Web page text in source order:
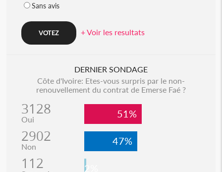
Sans avis
+ Voir les resultats
DERNIER SONDAGE
Côte d'Ivoire: Etes-vous surpris par le non-
renouvellement du contrat de Emerse Faé ?
3128
Oui 51%
2902
Non 47%
112 2%